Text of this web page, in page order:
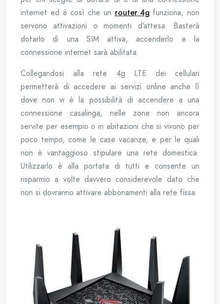
internet ed è così che un router 4g funziona, non
servono attivazioni o momenti d’attesa. Basterà
dotarlo di una SIM attiva, accenderlo e la
connessione internet sarà abilitata.
Collegandosi alla rete 4g LTE dei cellulari
permetterà di accedere ai servizi online anche lì
dove non vi è la possibilità di accendere a una
connessione casalinga, nelle zone non ancora
servite per esempio o in abitazioni che si vivono per
poco tempo, come le case vacanze, e per le quali
non è vantaggioso stipulare una rete domestica.
Utilizzarlo è alla portata di tutti e consente un
risparmio a volte davvero considerevole dato che
non si dovranno attivare abbonamenti alla rete fissa.